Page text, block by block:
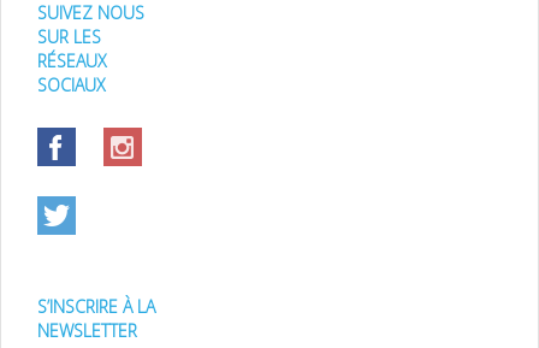
SUIVEZ NOUS
SUR LES
RÉSEAUX
SOCIAUX
S’INSCRIRE À LA
NEWSLETTER